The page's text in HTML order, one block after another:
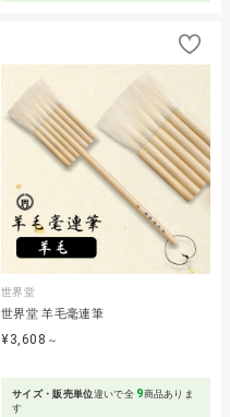
世界堂
世界堂 羊毛毫連筆
¥3,608 ～
サイズ・販売単位違いで全 9商品ありま
す